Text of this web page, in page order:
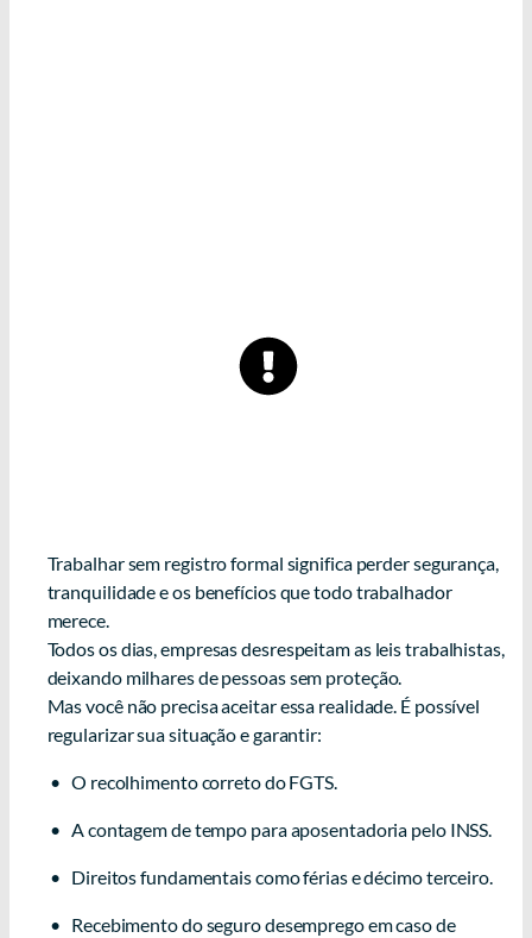
Trabalhar sem registro formal significa perder segurança,
tranquilidade e os benefícios que todo trabalhador
merece.
Todos os dias, empresas desrespeitam as leis trabalhistas,
deixando milhares de pessoas sem proteção.
Mas você não precisa aceitar essa realidade. É possível
regularizar sua situação e garantir:
• O recolhimento correto do FGTS.
• A contagem de tempo para aposentadoria pelo INSS.
• Direitos fundamentais como férias e décimo terceiro.
• Recebimento do seguro desemprego em caso de